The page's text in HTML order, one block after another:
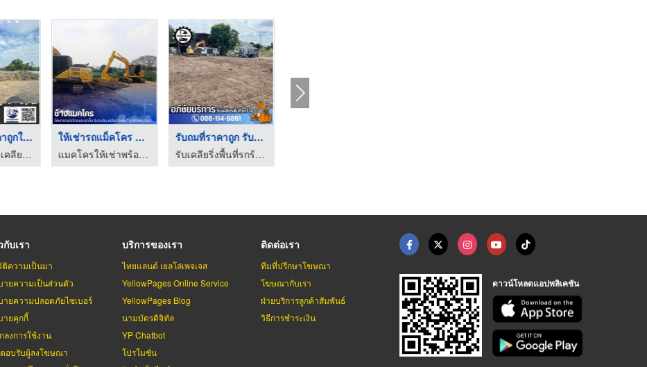
รับถมที่ดินราคาถูกใน ...
รับจ้างรื้อถอน เคลียร์ริ่งพื้นที่ ให้เช่าแบคโฮ-ป.ประยูรเซอร์วิส
ให้เช่ารถแม็คโคร PC1 ...
แมคโครให้เช่าพร้อมคนขับ - ช้างแมคโครให้เช่า
รับถมที่ราคาถูก รับถ ...
รับเคลียริ่งพื้นที่รกร้าง ปทุมธานี - โชคทรัพย์อภิชัย
กับเรา
ติความเป็นมา
ายความเป็นส่วนตัว
ายความปลอดภัยไซเบอร์
ายคุกกี้
ลงการใช้งาน
ตอบรับผู้ลงโฆษณา
บริการของเรา
ไทยแลนด์ เยลโล่เพจเจส
YellowPages Online Service
YellowPages Blog
นามบัตรดิจิทัล
YP Chatbot
โปรโมชั่น
ติดต่อเรา
ทีมที่ปรึกษาโฆษณา
โฆษณากับเรา
ฝ่ายบริการลูกค้าสัมพันธ์
วิธีการชำระเงิน
ดาวน์โหลดแอปพลิเคชัน